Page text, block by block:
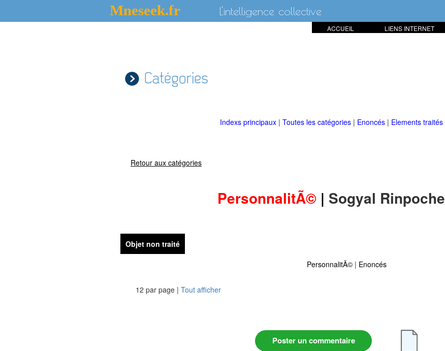
Mneseek.fr L'intelligence collective
LIENS INTERNET
ACCUEIL
Catégories
Indexs principaux | Toutes les catégories | Enoncés | Elements traités
Retour aux catégories
PersonnalitÃ© | Sogyal Rinpoche
Objet non traité
PersonnalitÃ©| Enoncés
12 par page | Tout afficher
Poster un commentaire